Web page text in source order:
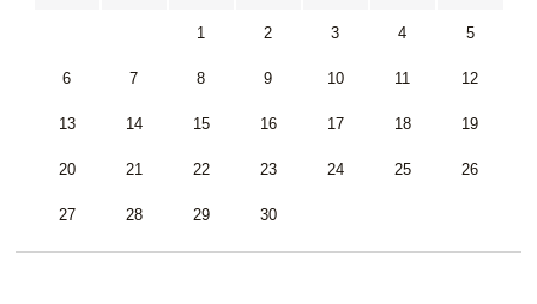
1 2 3 4 5
6 7 8 9 10 11 12
13 14 15 16 17 18 19
20 21 22 23 24 25 26
27 28 29 30